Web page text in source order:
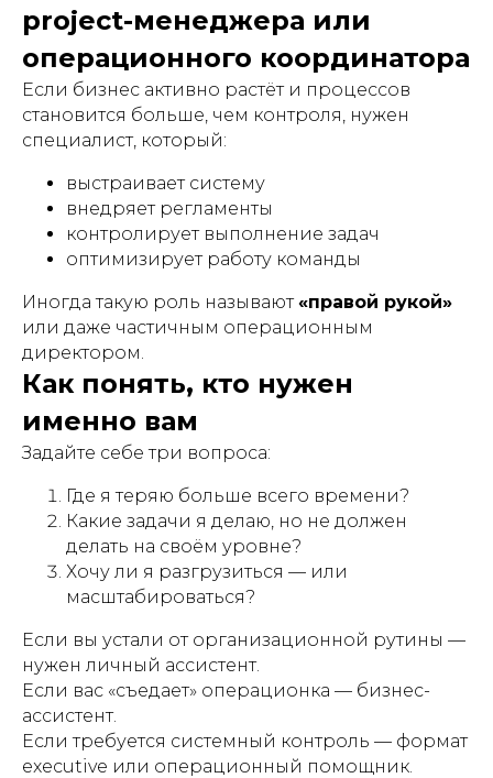
project-менеджера или
операционного координатора
Если бизнес активно растёт и процессов
становится больше, чем контроля, нужен
специалист, который:
выстраивает систему
внедряет регламенты
контролирует выполнение задач
оптимизирует работу команды
Иногда такую роль называют«правой рукой»
или даже частичным операционным
директором.
Как понять, кто нужен
именно вам
Задайте себе три вопроса:
Где я теряю больше всего времени?
Какие задачи я делаю, но не должен
делать на своём уровне?
Хочу ли я разгрузиться — или
масштабироваться?
Если вы устали от организационной рутины —
нужен личный ассистент.
Если вас «съедает» операционка — бизнес-
ассистент.
Если требуется системный контроль — формат
executive или операционный помощник.